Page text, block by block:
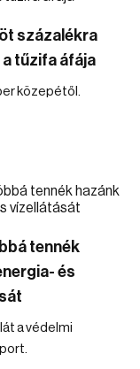
százalékra
tűzifa áfája
közepétől.
tennék
és
a védelmi